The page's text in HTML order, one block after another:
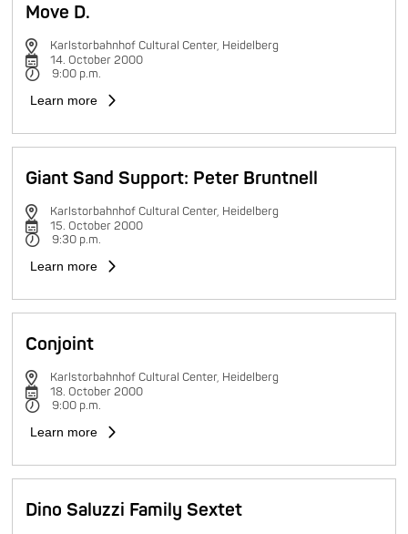
Move D.
Karlstorbahnhof Cultural Center, Heidelberg
14. October 2000
9:00 p.m.
Learn more
Giant Sand Support: Peter Bruntnell
Karlstorbahnhof Cultural Center, Heidelberg
15. October 2000
9:30 p.m.
Learn more
Conjoint
Karlstorbahnhof Cultural Center, Heidelberg
18. October 2000
9:00 p.m.
Learn more
Dino Saluzzi Family Sextet